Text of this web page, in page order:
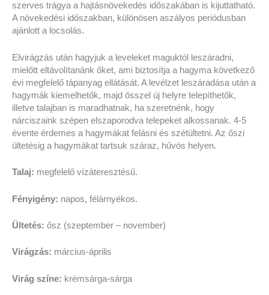
szerves trágya a hajtásnövekedés időszakában is kijuttatható.
A növekedési időszakban, különösen aszályos periódusban
ajánlott a locsolás.
Elvirágzás után hagyjuk a leveleket maguktól leszáradni,
mielőtt eltávolítanánk őket, ami biztosítja a hagyma következő
évi megfelelő tápanyag ellátását. A levélzet leszáradása után a
hagymák kiemelhetők, majd ősszel új helyre telepíthetők,
illetve talajban is maradhatnak, ha szeretnénk, hogy
nárciszaink szépen elszaporodva telepeket alkossanak. 4-5
évente érdemes a hagymákat felásni és szétültetni. Az őszi
ültetésig a hagymákat tartsuk száraz, hűvös helyen.
Talaj: megfelelő vízáteresztésű.
Fényigény: napos, félárnyékos.
Ültetés: ősz (szeptember – november)
Virágzás: március-április
Virág színe: krémsárga-sárga